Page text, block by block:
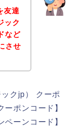
友達
ック
など
させ
クjp） クーポ
ポンコード】
ペーンコード】